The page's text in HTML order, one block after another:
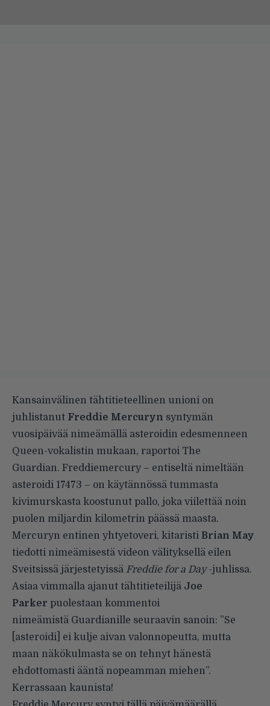
Kansainvälinen tähtitieteellinen unioni on
juhlistanut Freddie Mercuryn syntymän
vuosipäivää nimeämällä asteroidin edesmenneen
Queen-vokalistin mukaan, raportoi The
Guardian. Freddiemercury – entiseltä nimeltään
asteroidi 17473 – on käytännössä tummasta
kivimurskasta koostunut pallo, joka viilettää noin
puolen miljardin kilometrin päässä maasta.
Mercuryn entinen yhtyetoveri, kitaristi Brian May
tiedotti nimeämisestä videon välityksellä eilen
Sveitsissä järjestetyissä Freddie for a Day-juhlissa.
Asiaa vimmalla ajanut tähtitieteilijä Joe
Parker puolestaan kommentoi
nimeämistä Guardianille seuraavin sanoin: ”Se
[asteroidi] ei kulje aivan valonnopeutta, mutta
maan näkökulmasta se on tehnyt hänestä
ehdottomasti ääntä nopeamman miehen”.
Kerrassaan kaunista!